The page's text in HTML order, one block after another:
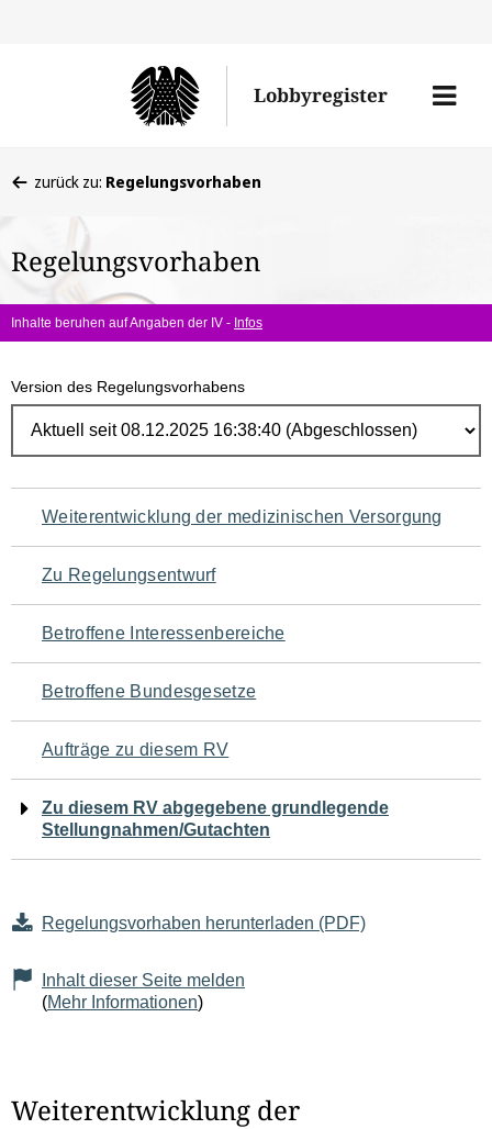
Lobbyregister
Menü
befinden
hier:
zurück zu: Regelungsvorhaben
Regelungsvorhaben
Inhalte beruhen auf Angaben der IV - Infos
Version des Regelungsvorhabens
Navigation
für
den
Seiteninhalt
Weiterentwicklung der medizinischen Versorgung
Zu Regelungsentwurf
Betroffene Interessenbereiche
Betroffene Bundesgesetze
Aufträge zu diesem RV
Zu diesem RV abgegebene grundlegende
Stellungnahmen/Gutachten
Regelungsvorhaben herunterladen (PDF)
Inhalt dieser Seite melden
(Mehr Informationen)
Weiterentwicklung der